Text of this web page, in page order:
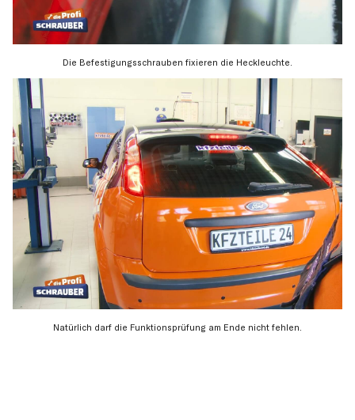
Die Befestigungsschrauben fixieren die Heckleuchte.
Natürlich darf die Funktionsprüfung am Ende nicht fehlen.